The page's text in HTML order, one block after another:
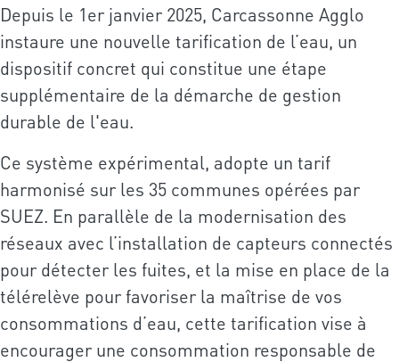
Depuis le 1er janvier 2025, Carcassonne Agglo
instaure une nouvelle tarification de l’eau, un
dispositif concret qui constitue une étape
supplémentaire de la démarche de gestion
durable de l'eau.
Ce système expérimental, adopte un tarif
harmonisé sur les 35 communes opérées par
SUEZ. En parallèle de la modernisation des
réseaux avec l’installation de capteurs connectés
pour détecter les fuites, et la mise en place de la
télérelève pour favoriser la maîtrise de vos
consommations d’eau, cette tarification vise à
encourager une consommation responsable de